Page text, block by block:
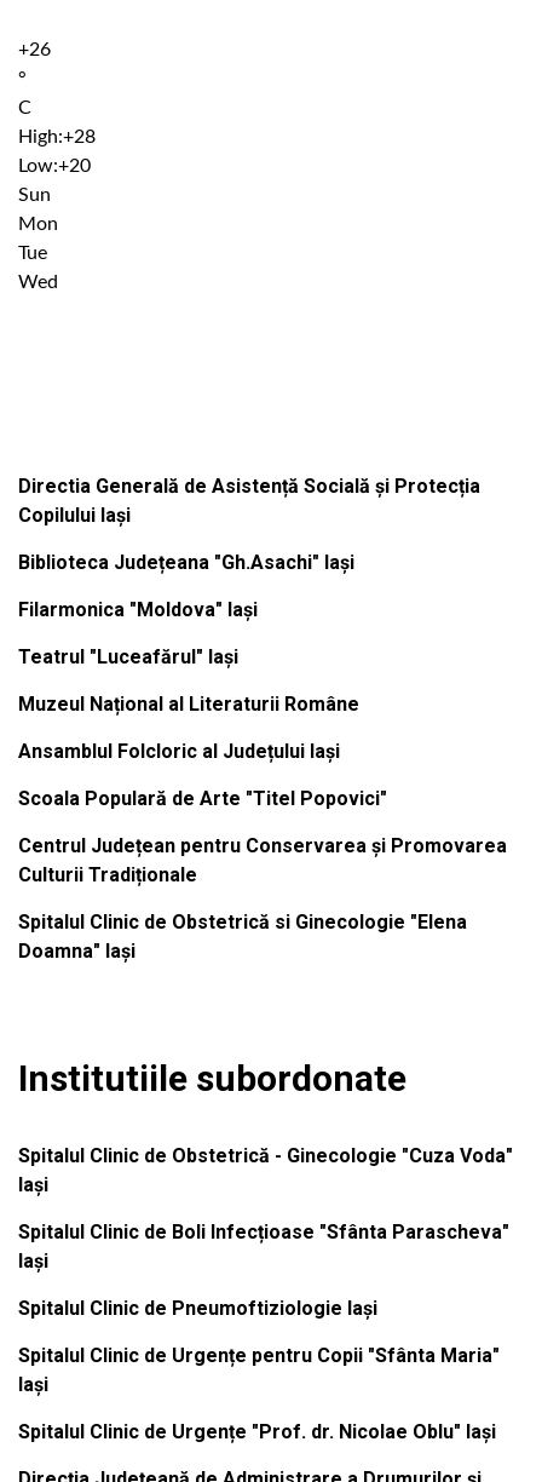
+26
°
C
High:+28
Low:+20
Sun
Mon
Tue
Wed
Directia Generală de Asistență Socială și Protecția
Copilului Iași
Biblioteca Județeana "Gh.Asachi" Iași
Filarmonica "Moldova" Iași
Teatrul "Luceafărul" Iași
Muzeul Național al Literaturii Române
Ansamblul Folcloric al Județului Iași
Scoala Populară de Arte "Titel Popovici"
Centrul Județean pentru Conservarea și Promovarea
Culturii Tradiționale
Spitalul Clinic de Obstetrică si Ginecologie "Elena
Doamna" Iași
Institutiile subordonate
Spitalul Clinic de Obstetrică - Ginecologie "Cuza Voda"
Iași
Spitalul Clinic de Boli Infecțioase "Sfânta Parascheva"
Iași
Spitalul Clinic de Pneumoftiziologie Iași
Spitalul Clinic de Urgențe pentru Copii "Sfânta Maria"
Iași
Spitalul Clinic de Urgențe "Prof. dr. Nicolae Oblu" Iași